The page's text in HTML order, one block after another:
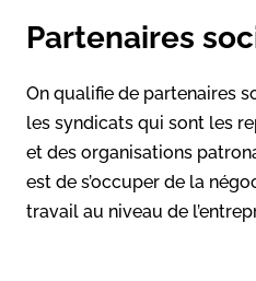
Partenaires
On qualifie de partenaires
les syndicats qui sont les
et des organisations
est de s’occuper de la
travail au niveau de